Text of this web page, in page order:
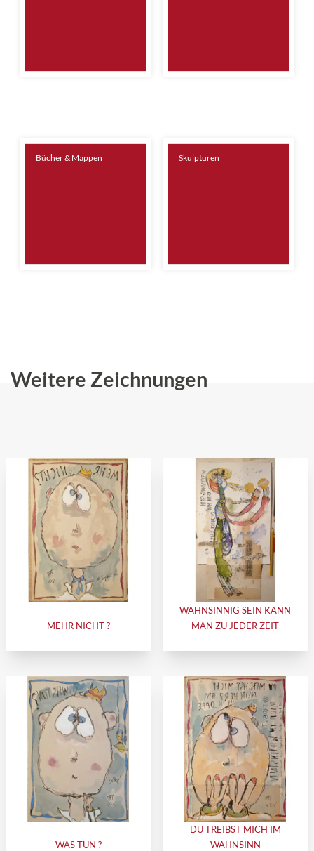
Bücher & Mappen Skulpturen
Weitere Zeichnungen
MEHR NICHT ?
WAHNSINNIG SEIN KANN
MAN ZU JEDER ZEIT
WAS TUN ?
DU TREIBST MICH IM
WAHNSINN